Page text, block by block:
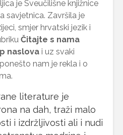
je Sveučilišne knjižnice
savjetnica. Završila je
smjer hrvatski jezik i
Čitajte s nama
naslova i uz svaki
nam je rekla i o
literature je
na dah, traži malo
i izdržljivosti ali i nudi